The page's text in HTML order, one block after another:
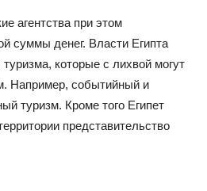
агентства при этом
суммы денег. Власти Египта
которые с лихвой могут
Например, событийный и
туризм. Кроме того Египет
представительство